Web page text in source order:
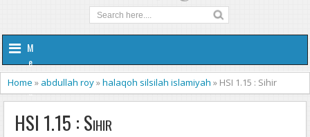
M
e
n
u
Home » abdullah roy»halaqoh silsilah islamiyah » HSI 1.15 : Sihir
HSI 1.15 : Sihir